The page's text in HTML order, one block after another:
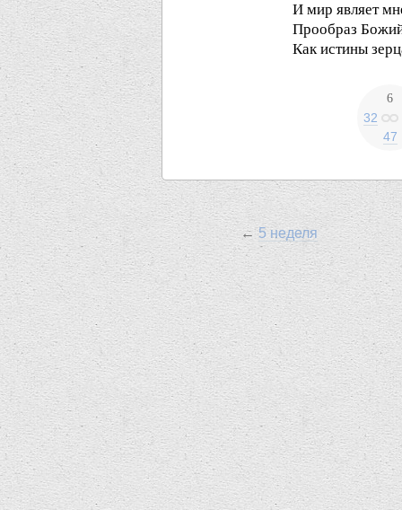
И мир являет
Прообраз
Как истины
6
32
47
←5 неделя